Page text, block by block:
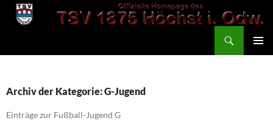
Zum
Inhalt
Archiv der Kategorie: G-Jugend
Einträge zur Fußball-Jugend G